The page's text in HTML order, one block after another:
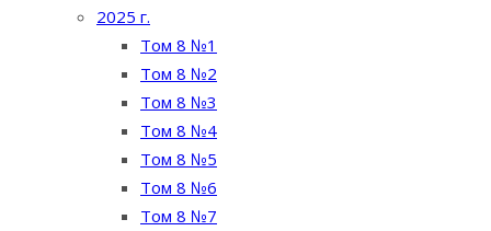
2025 г.
Том 8 №1
Том 8 №2
Том 8 №3
Том 8 №4
Том 8 №5
Том 8 №6
Том 8 №7